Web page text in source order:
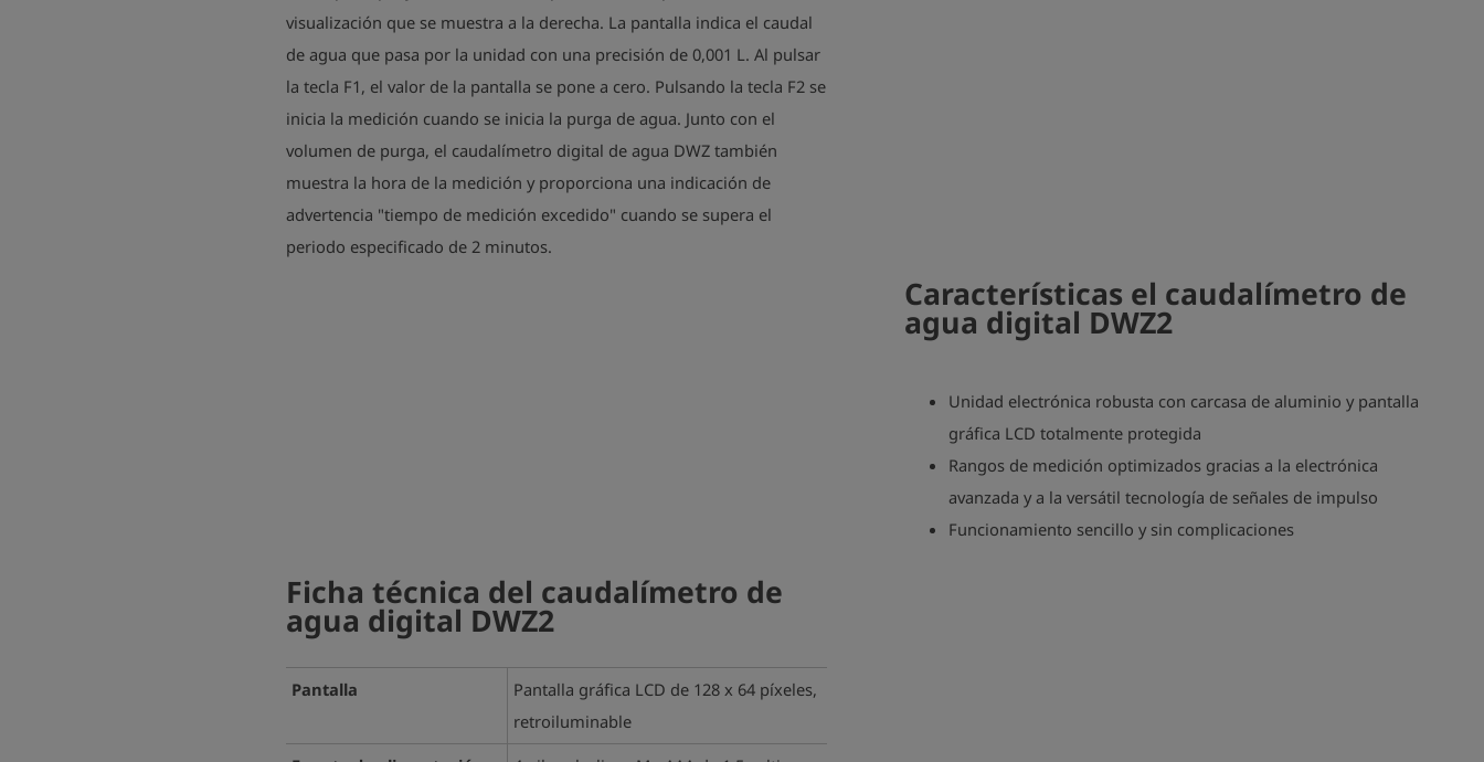
visualización que se muestra a la derecha. La pantalla indica el caudal
de agua que pasa por la unidad con una precisión de 0,001 L. Al pulsar
la tecla F1, el valor de la pantalla se pone a cero. Pulsando la tecla F2 se
inicia la medición cuando se inicia la purga de agua. Junto con el
volumen de purga, el caudalímetro digital de agua DWZ también
muestra la hora de la medición y proporciona una indicación de
advertencia "tiempo de medición excedido" cuando se supera el
periodo especificado de 2 minutos.
Características el caudalímetro de
agua digital DWZ2
Unidad electrónica robusta con carcasa de aluminio y pantalla
gráfica LCD totalmente protegida
Rangos de medición optimizados gracias a la electrónica
avanzada y a la versátil tecnología de señales de impulso
Funcionamiento sencillo y sin complicaciones
Ficha técnica del caudalímetro de
agua digital DWZ2
Pantalla
Pantalla gráfica LCD de 128 x 64 píxeles,
retroiluminable